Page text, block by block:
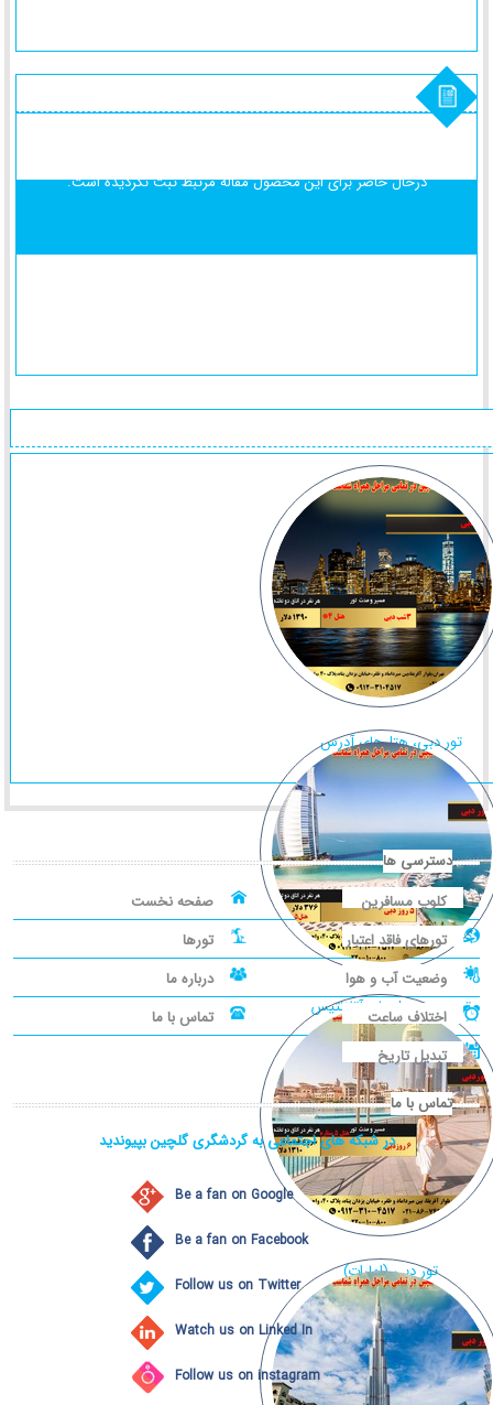
درحال حاضر برای این محصولمقاله مرتبط ثبت نگردیده است.
تور دبی، هتل‌های آدرس
تور دبی، هتل‌های آتلانتیس
تور دبی (امارات)
دسترسی ها
کلوپ مسافرین
صفحه نخست
تورهای فاقد اعتبار
تورها
وضعیت آب و هوا
درباره ما
اختلاف ساعت
تماس با ما
تبدیل تاریخ
تماس با ما
در شبکه های اجتماعی به گردشگری گلچین بپیوندید
Be a fan on Google
Be a fan on Facebook
Follow us on Twitter
Watch us on Linked In
Follow us on instagram